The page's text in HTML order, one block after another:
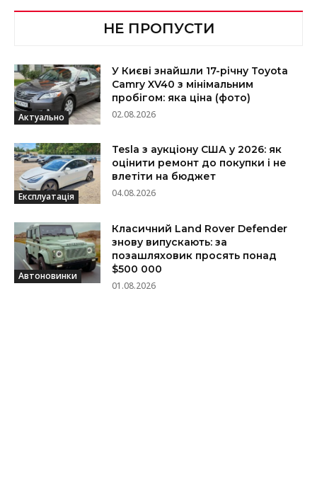
НЕ ПРОПУСТИ
Актуально
У Києві знайшли 17-річну Toyota
Camry XV40 з мінімальним
пробігом: яка ціна (фото)
02.08.2026
Експлуатація
Tesla з аукціону США у 2026: як
оцінити ремонт до покупки і не
влетіти на бюджет
04.08.2026
Автоновинки
Класичний Land Rover Defender
знову випускають: за
позашляховик просять понад
$500 000
01.08.2026